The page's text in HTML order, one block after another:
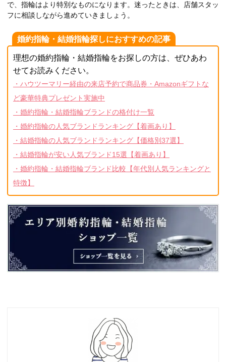
で、指輪はより特別なものになります。迷ったときは、店舗スタッ
フに相談しながら進めていきましょう。
婚約指輪・結婚指輪探しにおすすめの記事
理想の婚約指輪・結婚指輪をお探しの方は、ぜひあわ
せてお読みください。
・ハウツーマリー経由の来店予約で商品券・Amazonギフトな
ど豪華特典プレゼント実施中
・婚約指輪・結婚指輪ブランドの格付け一覧
・婚約指輪の人気ブランドランキング【着画あり】
・結婚指輪の人気ブランドランキング【価格別37選】
・結婚指輪が安い人気ブランド15選【着画あり】
・婚約指輪・結婚指輪ブランド比較【年代別人気ランキングと
特徴】